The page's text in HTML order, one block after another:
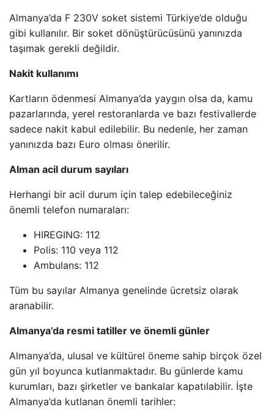
Almanya’da F 230V soket sistemi Türkiye’de olduğu
gibi kullanılır. Bir soket dönüştürücüsünü yanınızda
taşımak gerekli değildir.
Nakit kullanımı
Kartların ödenmesi Almanya’da yaygın olsa da, kamu
pazarlarında, yerel restoranlarda ve bazı festivallerde
sadece nakit kabul edilebilir. Bu nedenle, her zaman
yanınızda bazı Euro olması önerilir.
Alman acil durum sayıları
Herhangi bir acil durum için talep edebileceğiniz
önemli telefon numaraları:
HIREGING: 112
Polis: 110 veya 112
Ambulans: 112
Tüm bu sayılar Almanya genelinde ücretsiz olarak
aranabilir.
Almanya’da resmi tatiller ve önemli günler
Almanya’da, ulusal ve kültürel öneme sahip birçok özel
gün yıl boyunca kutlanmaktadır. Bu günlerde kamu
kurumları, bazı şirketler ve bankalar kapatılabilir. İşte
Almanya’da kutlanan önemli tarihler: